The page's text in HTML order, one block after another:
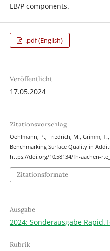
LB/P components.
.pdf (English)
Veröffentlicht
17.05.2024
Zitationsvorschlag
Oehlmann, P., Friedrich, M., Grimm,
Benchmarking Surface Quality in
https://doi.org/10.58134/fh-aachen-
Zitationsformate
Ausgabe
2024: Sonderausgabe
Rubrik